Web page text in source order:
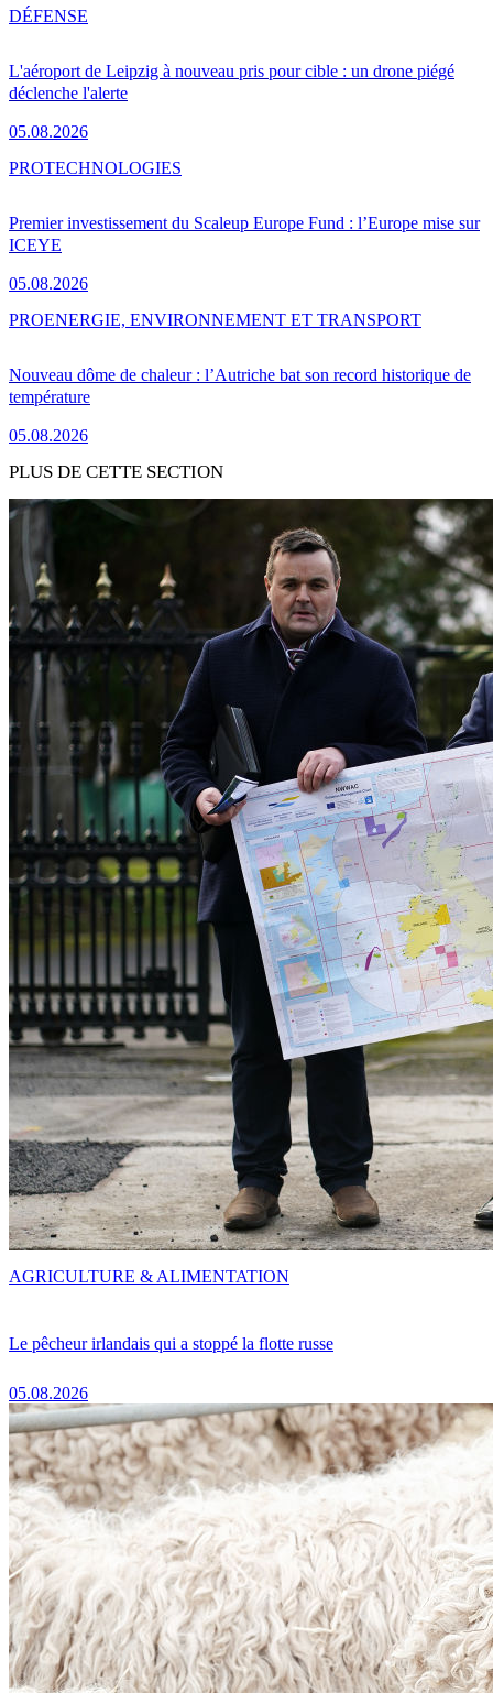
L'aéroport de Leipzig à nouveau pris pour cible : un drone piégé
déclenche l'alerte
05.08.2026
DÉFENSE
Premier investissement du Scaleup Europe Fund : l’Europe mise sur
ICEYE
05.08.2026
PROTECHNOLOGIES
Nouveau dôme de chaleur : l’Autriche bat son record historique de
température
05.08.2026
PROENERGIE, ENVIRONNEMENT ET TRANSPORT
PLUS DE CETTE SECTION
Le pêcheur irlandais qui a stoppé la flotte russe
05.08.2026
AGRICULTURE & ALIMENTATION